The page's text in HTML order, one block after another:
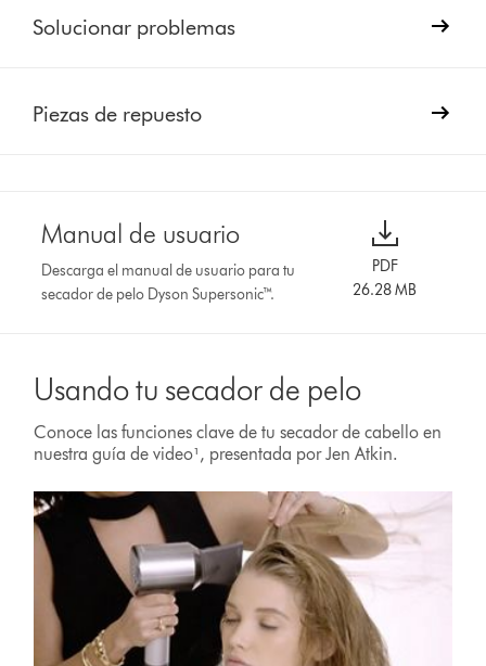
Solucionar problemas
Piezas de repuesto
Manual de usuario
Descarga el manual de usuario para tu
secador de pelo Dyson Supersonic™.
PDF
26.28 MB
Usando tu secador de pelo
Conoce las funciones clave de tu secador de cabello en
nuestra guía de video¹, presentada por Jen Atkin.